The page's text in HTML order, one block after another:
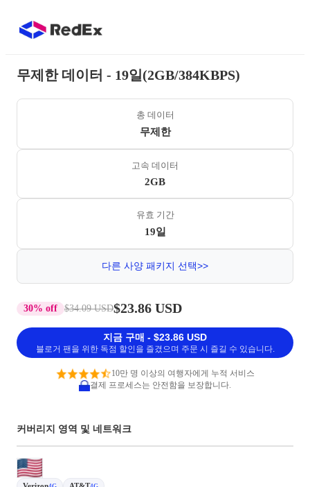
무제한 데이터 - 19일(2GB/384KBPS)
총 데이터
무제한
고속 데이터
2GB
유효 기간
19일
다른 사양 패키지 선택>>
30% off $34.09 USD$23.86 USD
지금 구매 - $23.86 USD
블로거 팬을 위한 독점 할인을 즐겼으며 주문 시 즐길 수 있습니다.
10만 명 이상의 여행자에게 누적 서비스
결제 프로세스는 안전함을 보장합니다.
커버리지 영역 및 네트워크